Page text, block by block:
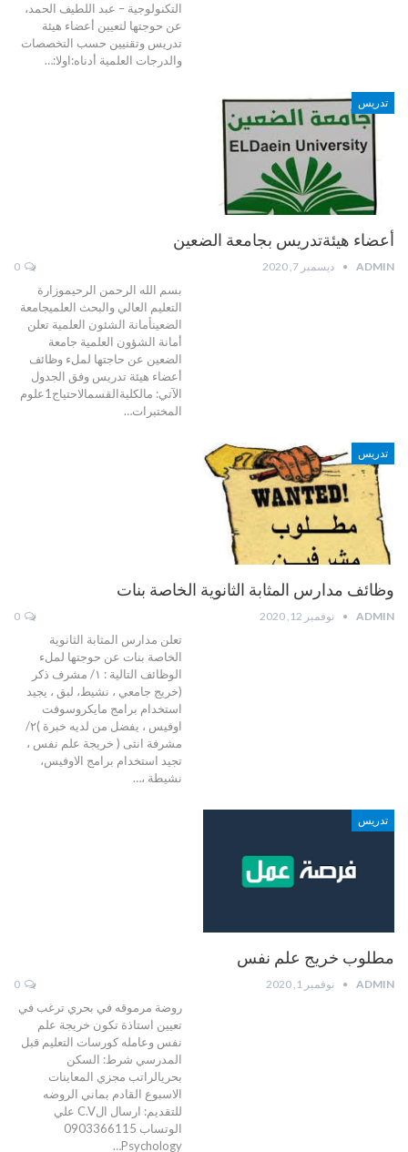
التكنولوجية – عبد اللطيف الحمد،
عن حوجتها لتعيين أعضاء هيئة
تدريس وتقنيين حسب التخصصات
والدرجات العلمية أدناه:اولا:…
تدريس
أعضاء هيئةتدريس بجامعة الضعين
ADMIN ديسمبر 7, 2020
بسم الله الرحمن الرحيموزارة
التعليم العالي والبحث العلميجامعة
الضعينأمانة الشئون العلمية تعلن
أمانة الشؤون العلمية جامعة
الضعين عن حاجتها لملء وظائف
أعضاء هيئة تدريس وفق الجدول
الآتي:
مالكليةالقسمالاحتياج1علوم
المختبرات…
تدريس
وظائف مدارس المثابة الثانوية الخاصة بنات
ADMIN نوفمبر 12, 2020
تعلن مدارس المثابة الثانوية
الخاصة بنات عن حوجتها لملء
الوظائف التالية :
١/ مشرف ذكر
(خريج جامعي ، نشيط، لبق ، يجيد
استخدام برامج مايكروسوفت
اوفيس ، يفضل من لديه خبرة )٢/
مشرفة انثى ( خريجة علم نفس ،
تجيد استخدام برامج الاوفيس،
نشيطة ،…
تدريس
مطلوب خريج علم نفس
ADMIN نوفمبر 1, 2020
روضة مرموقه في بحري ترغب في
تعيين استاذة تكون خريجة علم
نفس وعامله كورسات التعليم قبل
المدرسي شرط: السكن
بحريالراتب مجزي المعاينات
الاسبوع القادم بماني الروضه
للتقديم:
ارسال الC.V علي
الوتساب 0903366115
Psychology
…